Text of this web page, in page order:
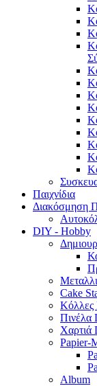
Παιχνίδια
Διακόσμηση
DIY - Hobby
Cake
Κόλλες
Πινέλα
Χαρτιά
Papier-
Album